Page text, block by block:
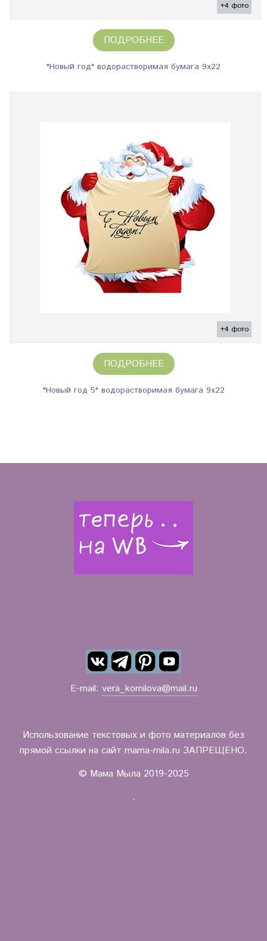
+4 фото
ПОДРОБНЕЕ
"Новый год" водорастворимая бумага 9х22
+4 фото
ПОДРОБНЕЕ
"Новый год 5" водорастворимая бумага 9х22
E-mail: vera_kornilova@mail.ru
Использование текстовых и фото материалов без
прямой ссылки на сайт mama-mila.ru ЗАПРЕЩЕНО.
© Мама Мыла 2019-2025
.